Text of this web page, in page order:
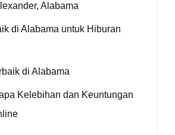
Alabama
di Alabama untuk Hiburan
di Alabama
Kelebihan dan Keuntungan